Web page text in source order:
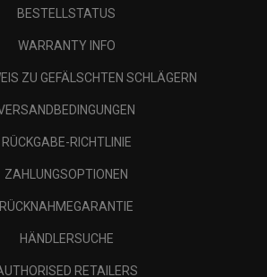
BESTELLSTATUS
WARRANTY INFO
ZU GEFÄLSCHTEN SCHLÄGERN
RÜCKGABE-RICHTLINIE
ZAHLUNGSOPTIONEN
RÜCKNAHMEGARANTIE
HÄNDLERSUCHE
RETAILERS